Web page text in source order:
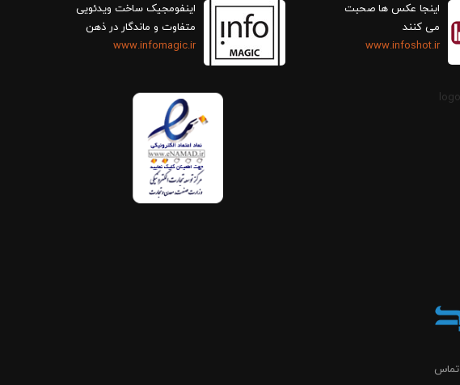
اینجا عکس ها صحبت
می کنند
www.infoshot.ir
اینفومجیک ساخت ویدئویی
متفاوت و ماندگار در ذهن
www.infomagic.ir
تماس